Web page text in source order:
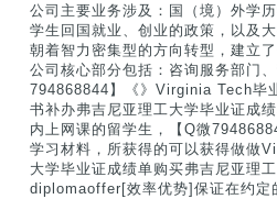
公司主要业务涉及：国（境）外学
学生回国就业、创业的政策，以及
朝着智力密集型的方向转型，建立
公司核心部分包括：咨询服务部门
794868844】《》Virginia Tech毕
书补办弗吉尼亚理工大学毕业证成
内上网课的留学生，【Q微
学习材料，所获得的可以获得做做
大学毕业证成绩单购买弗吉尼亚理
diplomaoffer[效率优势]保证在约定